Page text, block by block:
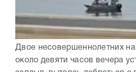
Двое несовершеннолетних
около девяти часов вечера